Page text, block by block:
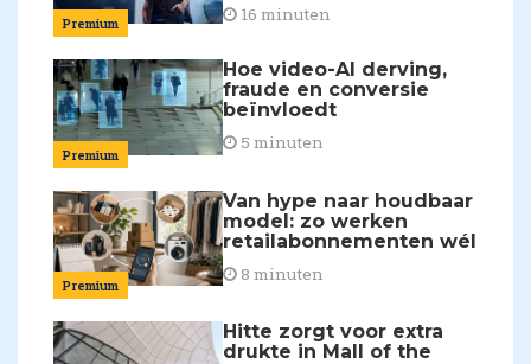
Premium 16 minuten
Premium
Hoe video-AI derving,
fraude en conversie
beïnvloedt
5 minuten
Premium
Van hype naar houdbaar
model: zo werken
retailabonnementen wél
8 minuten
Hitte zorgt voor extra
drukte in Mall of the